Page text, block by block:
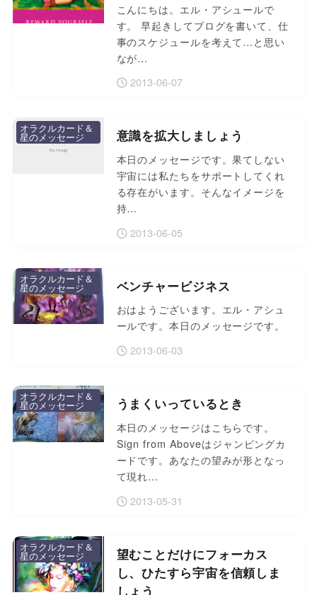
こんにちは。エル・アシュールで
す。 早起きしてブログを書いて、仕
事のスケジュールを考えて…と思い
なが…
2013-06-07
意識を拡大しましょう
本日のメッセージです。果てしない
宇宙には私たちをサポートしてくれ
る存在がいます。そんなイメージを
持…
2013-06-05
オラクルカード＆
星のメッセージ
ベンチャービジネス
おはようございます。エル・アシュ
ールです。本日のメッセージです。
2013-06-03
オラクルカード＆
星のメッセージ
うまくいっているとき
本日のメッセージはこちらです。
Sign from Aboveはジャンピングカ
ードです。あなたの望みが形となっ
て現れ…
2013-05-31
オラクルカード＆
星のメッセージ
望むことだけにフォーカス
し、ひたすら宇宙を信頼しま
しょう
オラクルカード＆
星のメッセージ